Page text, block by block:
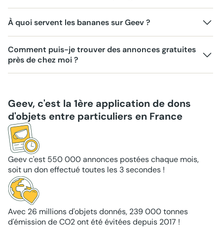
À quoi servent les bananes sur Geev ?
Comment puis-je trouver des annonces gratuites
près de chez moi ?
Geev, c'est la 1ère application de dons
d'objets entre particuliers en France
Geev c'est 550 000 annonces postées chaque mois,
soit un don effectué toutes les 3 secondes !
Avec 26 millions d'objets donnés, 239 000 tonnes
d'émission de CO2 ont été évitées depuis 2017 !